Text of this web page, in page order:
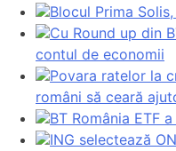
Blocul Prima
Cu Round up din
contul de economii
Povara ratelor la
români să ceară
BT România ETF
ING selectează